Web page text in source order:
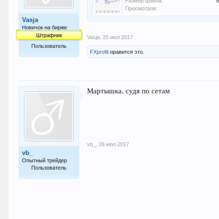
Vasja
Новичок на бирже
Штрафник
Пользователь
Просмотров:
Vasja 25 июл 2017
FXprofit нравится это.
vb_
Опытный трейдер
Пользователь
Мартышка, судя по сетам
vb_ 26 июл 2017